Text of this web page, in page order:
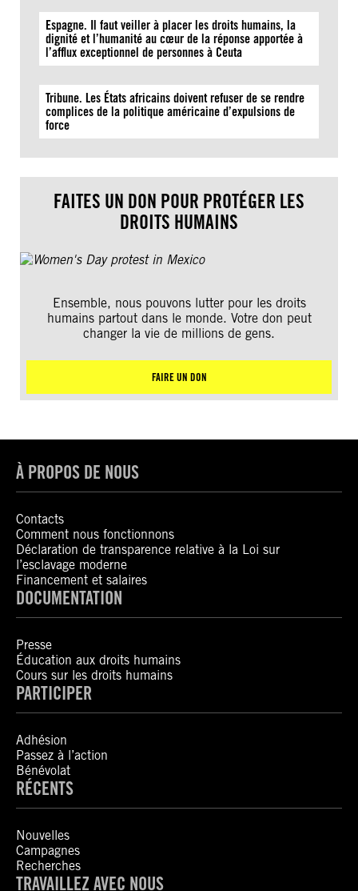
Espagne. Il faut veiller à placer les droits humains, la
dignité et l’humanité au cœur de la réponse apportée à
l’afflux exceptionnel de personnes à Ceuta
Tribune. Les États africains doivent refuser de se rendre
complices de la politique américaine d’expulsions de
force
FAITES UN DON POUR PROTÉGER LES
DROITS HUMAINS
Ensemble, nous pouvons lutter pour les droits
humains partout dans le monde. Votre don peut
changer la vie de millions de gens.
FAIRE UN DON
À PROPOS DE NOUS
Contacts
Comment nous fonctionnons
Déclaration de transparence relative à la Loi sur
l’esclavage moderne
Financement et salaires
DOCUMENTATION
Presse
Éducation aux droits humains
Cours sur les droits humains
PARTICIPER
Adhésion
Passez à l’action
Bénévolat
RÉCENTS
Nouvelles
Campagnes
Recherches
TRAVAILLEZ AVEC NOUS